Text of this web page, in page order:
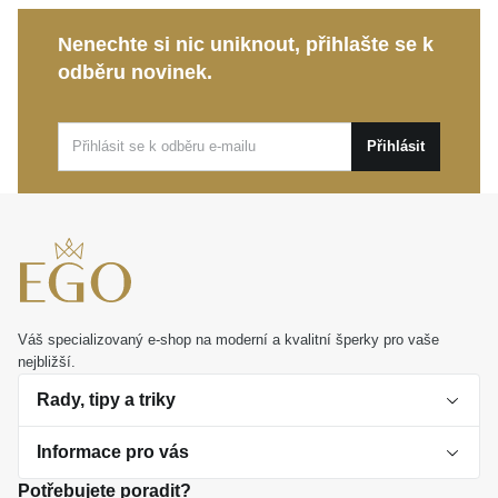
MOISSse velmi snadno kombinuje s vašimi
dalšími oblíbenými doplňky.
osobní dárek od srdce. Bude s vámi s lehkostí sdílet
vaše nejkrásnější životní okamžiky.
Nenechte si nic uniknout, přihlašte se k
odběru novinek.
Přihlásit
Váš specializovaný e-shop na moderní a kvalitní šperky pro vaše
nejbližší.
Rady, tipy a triky
O perlách
Informace pro vás
Potřebujete poradit?